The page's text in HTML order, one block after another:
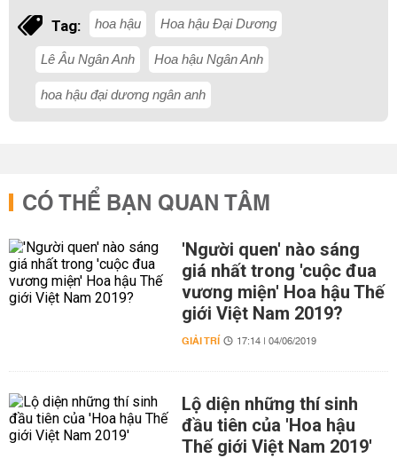
Tag: hoa hậu Hoa hậu Đại Dương
Lê Âu Ngân Anh Hoa hậu Ngân Anh
hoa hậu đại dương ngân anh
CÓ THỂ BẠN QUAN TÂM
'Người quen' nào sáng
giá nhất trong 'cuộc đua
vương miện' Hoa hậu Thế
giới Việt Nam 2019?
GIẢI TRÍ 17:14 | 04/06/2019
Lộ diện những thí sinh
đầu tiên của 'Hoa hậu
Thế giới Việt Nam 2019'